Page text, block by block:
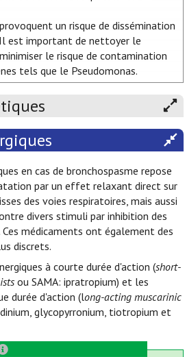
un risque de dissémination
est important de nettoyer le
le risque de contamination
tels que le Pseudomonas.
en cas de bronchospasme repose
par un effet relaxant direct sur
des voies respiratoires, mais aussi
divers stimuli par inhibition des
Ces médicaments ont également des
discrets.
à courte durée d'action (short-
ou SAMA: ipratropium) et les
durée d'action (long-acting muscarinic
glycopyrronium, tiotropium et